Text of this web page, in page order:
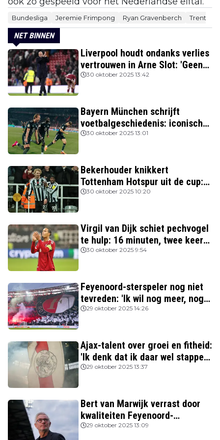
Bundesliga Jeremie Frimpong Ryan Gravenberch Trent
NET BINNEN
Liverpool houdt ondanks verlies
vertrouwen in Arne Slot: 'Geen
kans'
30 oktober 2025 13:42
Bayern München schrijft
voetbalgeschiedenis: iconische
Nederlanders verslagen
30 oktober 2025 13:01
Bekerhouder knikkert
Tottenham Hotspur uit de cup:
drie van de vier topclubs nog in
30 oktober 2025 10:20
Virgil van Dijk schiet pechvogel
te hulp: 16 minuten, twee keer
rood
30 oktober 2025 9:54
Feyenoord-sterspeler nog niet
tevreden: 'Ik wil nog meer, nog
beter spelen'
29 oktober 2025 14:26
Ajax-talent over groei en fitheid:
'Ik denk dat ik daar wel stappen
in heb gezet'
29 oktober 2025 13:37
Bert van Marwijk verrast door
kwaliteiten Feyenoord-
aanvoerder: 'Niemand zag
29 oktober 2025 13:09